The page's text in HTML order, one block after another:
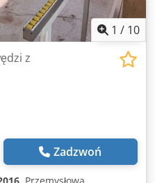
1 / 10
z
Zadzwoń